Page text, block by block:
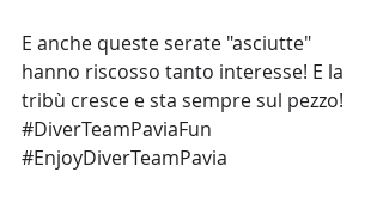
E anche queste serate "asciutte"
hanno riscosso tanto interesse! E la
tribù cresce e sta sempre sul pezzo!
#DiverTeamPaviaFun
#EnjoyDiverTeamPavia